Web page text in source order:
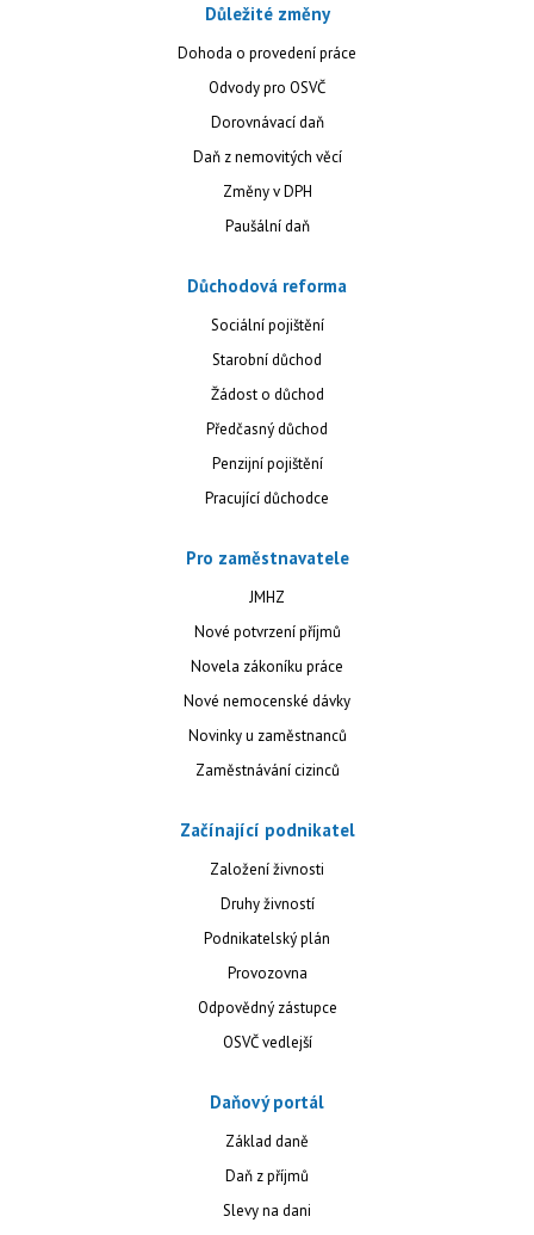
Důležité změny
Dohoda o provedení práce
Odvody pro OSVČ
Dorovnávací daň
Daň z nemovitých věcí
Změny v DPH
Paušální daň
Důchodová reforma
Sociální pojištění
Starobní důchod
Žádost o důchod
Předčasný důchod
Penzijní pojištění
Pracující důchodce
Pro zaměstnavatele
JMHZ
Nové potvrzení příjmů
Novela zákoníku práce
Nové nemocenské dávky
Novinky u zaměstnanců
Zaměstnávání cizinců
Začínající podnikatel
Založení živnosti
Druhy živností
Podnikatelský plán
Provozovna
Odpovědný zástupce
OSVČ vedlejší
Daňový portál
Základ daně
Daň z příjmů
Slevy na dani